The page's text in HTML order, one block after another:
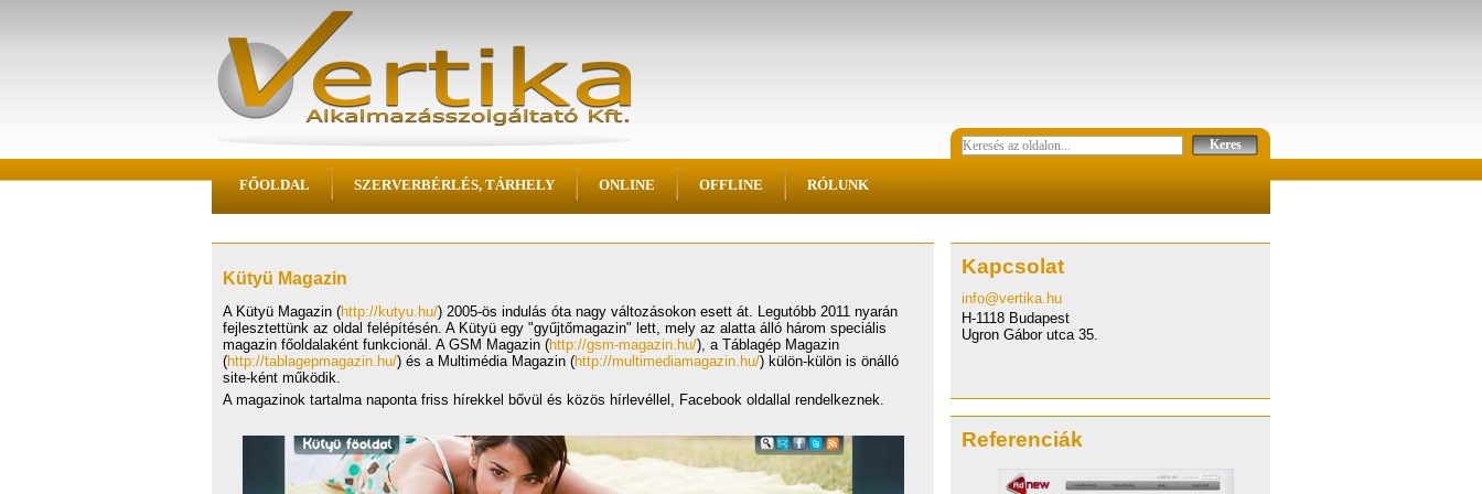
FŐOLDAL SZERVERBÉRLÉS, TÁRHELY ONLINE OFFLINE RÓLUNK
Kütyü Magazin
A Kütyü Magazin (http://kutyu.hu/) 2005-ös indulás óta nagy változásokon esett át. Legutóbb 2011 nyarán
fejlesztettünk az oldal felépítésén. A Kütyü egy "gyűjtőmagazin" lett, mely az alatta álló három speciális
magazin főoldalaként funkcionál. A GSM Magazin (http://gsm-magazin.hu/), a Táblagép Magazin
(http://tablagepmagazin.hu/) és a Multimédia Magazin (http://multimediamagazin.hu/) külön-külön is önálló
site-ként működik.
A magazinok tartalma naponta friss hírekkel bővül és közös hírlevéllel, Facebook oldallal rendelkeznek.
Kapcsolat
info@vertika.hu
H-1118 Budapest
Ugron Gábor utca 35.
Referenciák
http://olcsobbszerviz.hu/
Szervízek kiválasztását segítő licitkezelő site.
Adnew